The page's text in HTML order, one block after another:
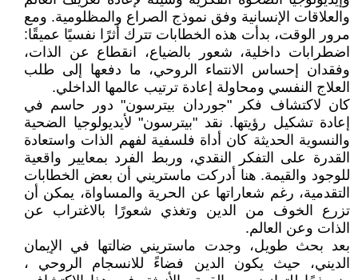
والعلاقات الإنسانية وفق نموذج الصراع والمظلومية. ومع
مرور الوقت، بدأت هذه الخطابات تترك أثرًا نفسيًا عميقًا:
اضطرابات داخلية، شعور بالضياع، انقطاع عن الذات،
وفقدان إحساس الانتماء الروحي، ما دفعها إلى طلب
العلاج النفسي ومحاولة إعادة ترتيب عالمها الداخلي.
كان لاكتشاف فكر "جوردان بيترسون" دور حاسم في
إعادة تشكيل رؤيتها. نقد "بيترسون" لأيديولوجيا الضحية
والنسوية الحديثة كان أداة فلسفية لفهم الذات واستعادة
القدرة على التفكر النقدي، وربط الفرد بمعايير واقعية
للوجود والقيمة. هنا أدركت ماستريني أن بعض الخطابات
التقدمية، رغم شعاراتها عن الحرية والمساواة، يمكن أن
تزرع الخوف من الدين وتغذي شعورًا بالاغتراب عن
الذات وعن العالم.
بعد بحث طويل، وجدت ماستريني ضالتها في الإيمان
الديني، حيث يكون الدين فضاءً للانسجام الروحي ،